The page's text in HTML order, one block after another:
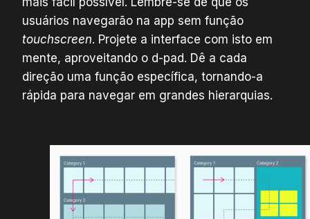
usuários navegarão na app sem função
touchscreen. Projete a interface com isto em
mente, aproveitando o d-pad. Dê a cada
direção uma função específica, tornando-a
rápida para navegar em grandes hierarquias.